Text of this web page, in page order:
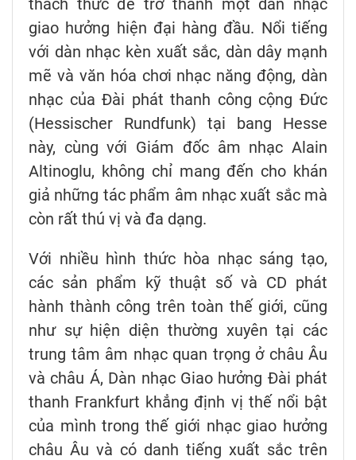
giao hưởng hiện đại hàng đầu. Nổi tiếng
với dàn nhạc kèn xuất sắc, dàn dây mạnh
mẽ và văn hóa chơi nhạc năng động, dàn
nhạc của Đài phát thanh công cộng Đức
(Hessischer Rundfunk) tại bang Hesse
này, cùng với Giám đốc âm nhạc Alain
Altinoglu, không chỉ mang đến cho khán
giả những tác phẩm âm nhạc xuất sắc mà
còn rất thú vị và đa dạng.
Với nhiều hình thức hòa nhạc sáng tạo,
các sản phẩm kỹ thuật số và CD phát
hành thành công trên toàn thế giới, cũng
như sự hiện diện thường xuyên tại các
trung tâm âm nhạc quan trọng ở châu Âu
và châu Á, Dàn nhạc Giao hưởng Đài phát
thanh Frankfurt khẳng định vị thế nổi bật
của mình trong thế giới nhạc giao hưởng
châu Âu và có danh tiếng xuất sắc trên